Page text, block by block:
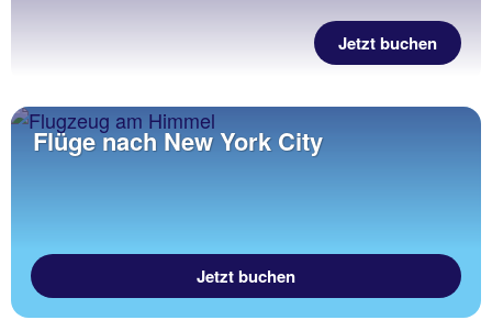
Jetzt buchen
Flüge nach New York City
Jetzt buchen